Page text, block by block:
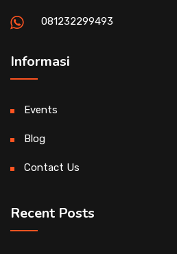
081232299493
Informasi
Events
Blog
Contact Us
Recent Posts